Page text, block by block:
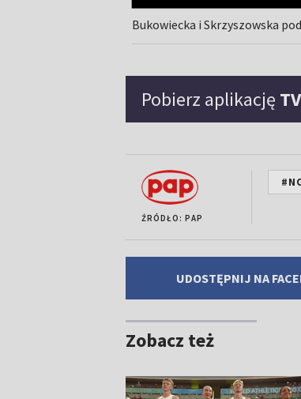
Bukowiecka i Skrzyszowska
Pobierz aplikację
ŹRÓDŁO: PAP
UDOSTĘPNIJ NA
Zobacz też